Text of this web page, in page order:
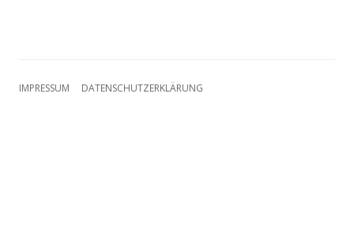
IMPRESSUM DATENSCHUTZERKLÄRUNG